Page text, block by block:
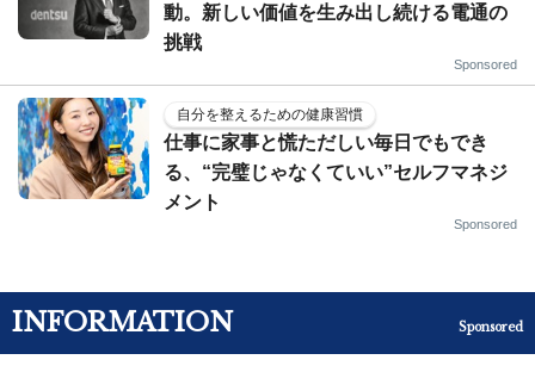
動。新しい価値を生み出し続ける電通の
挑戦
Sponsored
自分を整えるための健康習慣
仕事に家事と慌ただしい毎日でもでき
る、“完璧じゃなくていい”セルフマネジ
メント
Sponsored
INFORMATION Sponsored